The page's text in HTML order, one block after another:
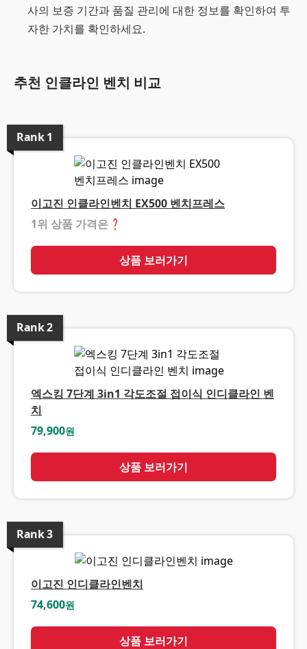
사의 보증 기간과 품질 관리에 대한 정보를 확인하여 투
자한 가치를 확인하세요.
추천 인클라인 벤치 비교
Rank1
이고진 인클라인벤치 EX500 벤치프레스
1위 상품 가격은 ❓
상품 보러가기
Rank2
엑스킹 7단계 3in1 각도조절 접이식 인디클라인 벤
치
79,900원
상품 보러가기
Rank3
이고진 인디클라인벤치
74,600원
상품 보러가기